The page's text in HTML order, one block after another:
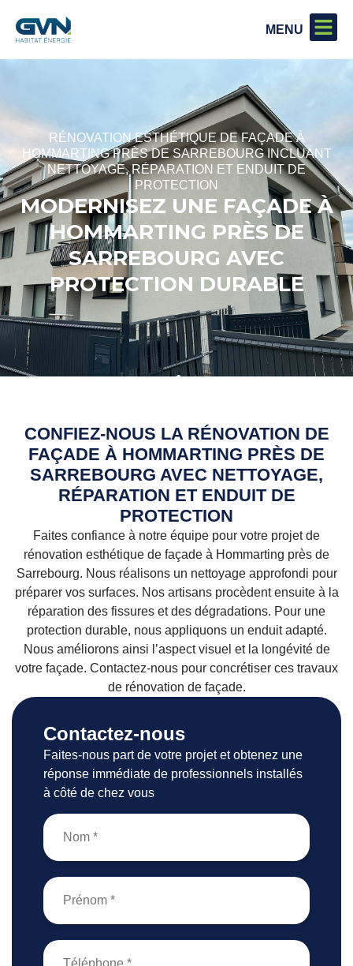
RÉNOVATION ESTHÉTIQUE DE FAÇADE À
HOMMARTING PRÈS DE SARREBOURG INCLUANT
NETTOYAGE, RÉPARATION ET ENDUIT DE
PROTECTION
MODERNISEZ UNE FAÇADE À
HOMMARTING PRÈS DE
SARREBOURG AVEC
PROTECTION DURABLE
CONFIEZ-NOUS LA RÉNOVATION DE
FAÇADE À HOMMARTING PRÈS DE
SARREBOURG AVEC NETTOYAGE,
RÉPARATION ET ENDUIT DE
PROTECTION
Faites confiance à notre équipe pour votre projet de
rénovation esthétique de façade à Hommarting près de
Sarrebourg. Nous réalisons un nettoyage approfondi pour
préparer vos surfaces. Nos artisans procèdent ensuite à la
réparation des fissures et des dégradations. Pour une
protection durable, nous appliquons un enduit adapté.
Nous améliorons ainsi l’aspect visuel et la longévité de
votre façade. Contactez-nous pour concrétiser ces travaux
de rénovation de façade.
Contactez-nous
Faites-nous part de votre projet et obtenez une
réponse immédiate de professionnels installés
à côté de chez vous